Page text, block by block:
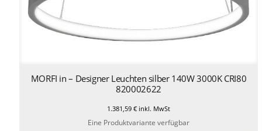
MORFI in – Designer Leuchten silber 140W 3000K CRI80
820002622
1.381,59 €inkl. MwSt
Eine Produktvariante verfügbar